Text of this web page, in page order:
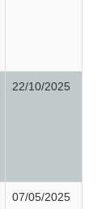
3
22/10/2025
07/05/2025